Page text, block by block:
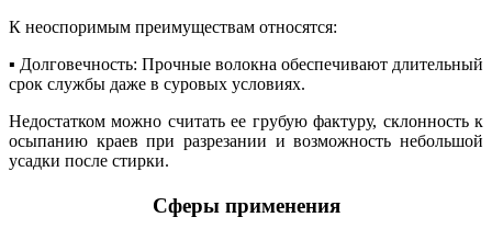
К неоспоримым преимуществам относятся:
▪ Долговечность: Прочные волокна обеспечивают длительный
срок службы даже в суровых условиях.
Недостатком можно считать ее грубую фактуру, склонность к
осыпанию краев при разрезании и возможность небольшой
усадки после стирки.
Сферы применения